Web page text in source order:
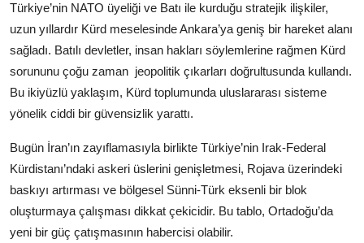
Türkiye’nin NATO üyeliği ve Batı ile kurduğu stratejik ilişkiler,
uzun yıllardır Kürd meselesinde Ankara’ya geniş bir hareket alanı
sağladı. Batılı devletler, insan hakları söylemlerine rağmen Kürd
sorununu çoğu zaman jeopolitik çıkarları doğrultusunda kullandı.
Bu ikiyüzlü yaklaşım, Kürd toplumunda uluslararası sisteme
yönelik ciddi bir güvensizlik yarattı.
Bugün İran’ın zayıflamasıyla birlikte Türkiye’nin Irak-Federal
Kürdistanı’ndaki askeri üslerini genişletmesi, Rojava üzerindeki
baskıyı artırması ve bölgesel Sünni-Türk eksenli bir blok
oluşturmaya çalışması dikkat çekicidir. Bu tablo, Ortadoğu’da
yeni bir güç çatışmasının habercisi olabilir.